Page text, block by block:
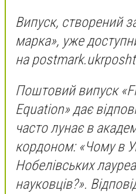
Випуск, створений
марка», уже
на
Поштовий випуск
Equation» дає
часто лунає в
кордоном: «Чому в
Нобелівських
науковців?».